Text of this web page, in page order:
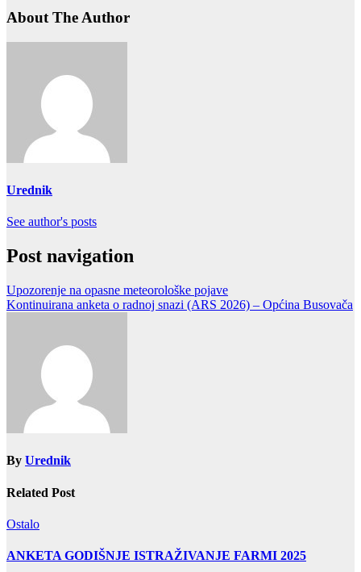
About The Author
Urednik
See author's posts
Post navigation
Upozorenje na opasne meteorološke pojave
Kontinuirana anketa o radnoj snazi (ARS 2026) – Općina Busovača
By Urednik
Related Post
Ostalo
ANKETA GODIŠNJE ISTRAŽIVANJE FARMI 2025